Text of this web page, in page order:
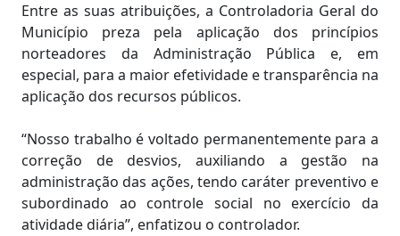
Entre as suas atribuições, a Controladoria Geral do
Município preza pela aplicação dos princípios
norteadores da Administração Pública e, em
especial, para a maior efetividade e transparência na
aplicação dos recursos públicos.
“Nosso trabalho é voltado permanentemente para a
correção de desvios, auxiliando a gestão na
administração das ações, tendo caráter preventivo e
subordinado ao controle social no exercício da
atividade diária”, enfatizou o controlador.